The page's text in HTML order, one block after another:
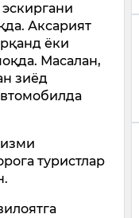
Аксарият
ёки
Масалан,
зиёд
туристлар